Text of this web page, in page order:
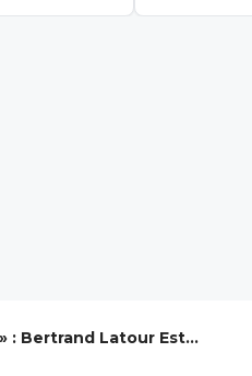
: Bertrand Latour Est